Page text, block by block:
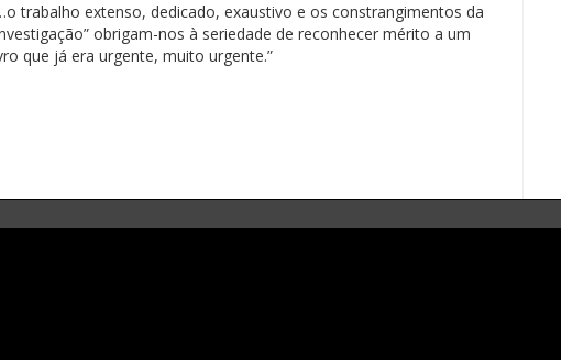
trabalho extenso, dedicado, exaustivo e os constrangimentos da
obrigam-nos à seriedade de reconhecer mérito a um
que já era urgente, muito urgente.”